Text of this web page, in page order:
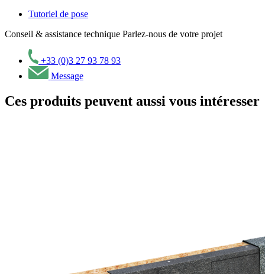
Tutoriel de pose
Conseil & assistance technique Parlez-nous de votre projet
+33 (0)3 27 93 78 93
Message
Ces produits peuvent aussi vous intéresser